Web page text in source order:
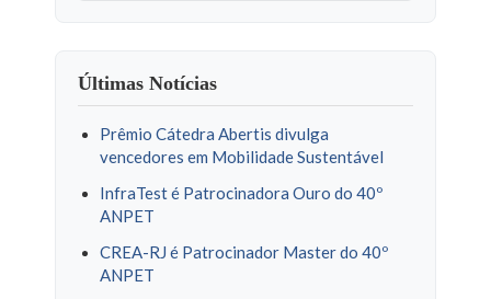
Últimas Notícias
Prêmio Cátedra Abertis divulga
vencedores em Mobilidade Sustentável
InfraTest é Patrocinadora Ouro do 40º
ANPET
CREA-RJ é Patrocinador Master do 40º
ANPET